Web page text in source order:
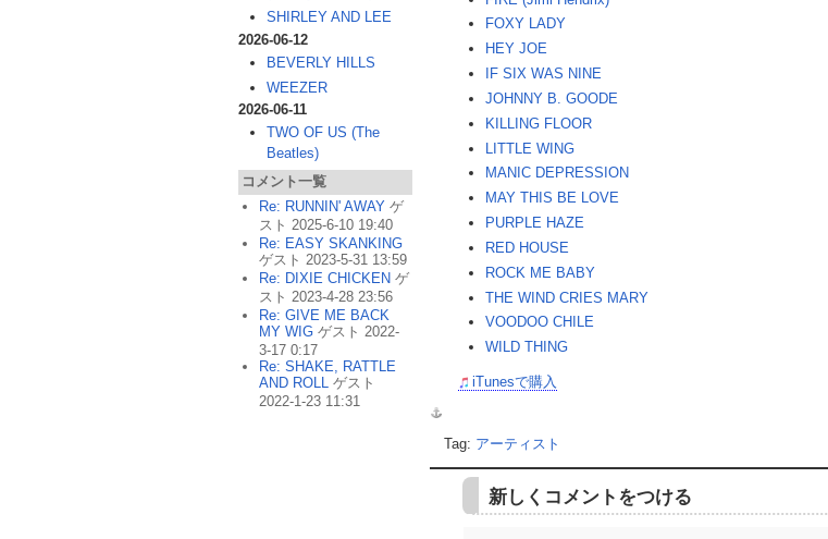
FOXY LADY
HEY JOE
IF SIX WAS NINE
JOHNNY B. GOODE
KILLING FLOOR
LITTLE WING
MANIC DEPRESSION
MAY THIS BE LOVE
PURPLE HAZE
RED HOUSE
ROCK ME BABY
THE WIND CRIES MARY
VOODOO CHILE
WILD THING
iTunesで購入
Tag: アーティスト
新しくコメントをつける
SHIRLEY AND LEE
2026-06-12
BEVERLY HILLS
WEEZER
2026-06-11
TWO OF US (The
Beatles)
コメント一覧
Re: RUNNIN' AWAY ゲ
スト 2025-6-10 19:40
Re: EASY SKANKING
ゲスト 2023-5-31 13:59
Re: DIXIE CHICKEN ゲ
スト 2023-4-28 23:56
Re: GIVE ME BACK
MY WIG ゲスト 2022-
3-17 0:17
Re: SHAKE, RATTLE
AND ROLL ゲスト
2022-1-23 11:31